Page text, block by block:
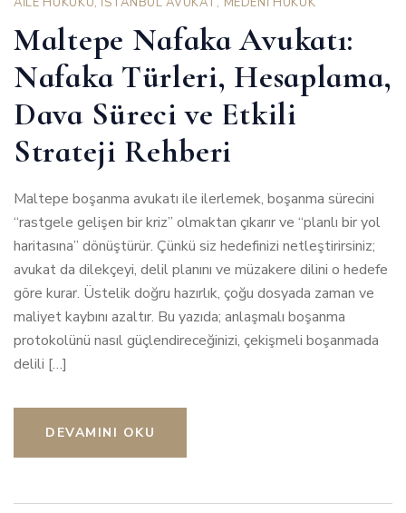
Maltepe Nafaka Avukatı:
Nafaka Türleri, Hesaplama,
Dava Süreci ve Etkili
Strateji Rehberi
Maltepe boşanma avukatı ile ilerlemek, boşanma sürecini
“rastgele gelişen bir kriz” olmaktan çıkarır ve “planlı bir yol
haritasına” dönüştürür. Çünkü siz hedefinizi netleştirirsiniz;
avukat da dilekçeyi, delil planını ve müzakere dilini o hedefe
göre kurar. Üstelik doğru hazırlık, çoğu dosyada zaman ve
maliyet kaybını azaltır. Bu yazıda; anlaşmalı boşanma
protokolünü nasıl güçlendireceğinizi, çekişmeli boşanmada
delili […]
DEVAMINI OKU